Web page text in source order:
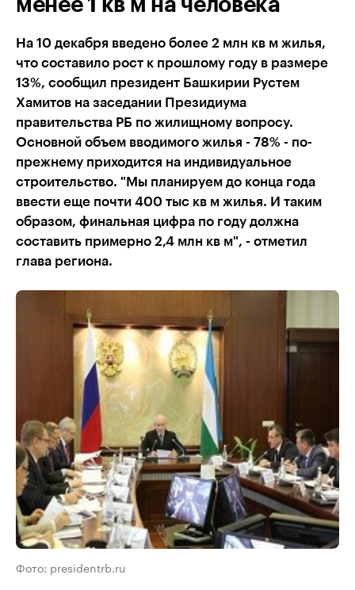
менее 1 кв м на человека
На 10 декабря введено более 2 млн кв м жилья,
что составило рост к прошлому году в размере
13%, сообщил президент Башкирии Рустем
Хамитов на заседании Президиума
правительства РБ по жилищному вопросу.
Основной объем вводимого жилья - 78% - по-
прежнему приходится на индивидуальное
строительство. "Мы планируем до конца года
ввести еще почти 400 тыс кв м жилья. И таким
образом, финальная цифра по году должна
составить примерно 2,4 млн кв м", - отметил
глава региона.
Фото: presidentrb.ru